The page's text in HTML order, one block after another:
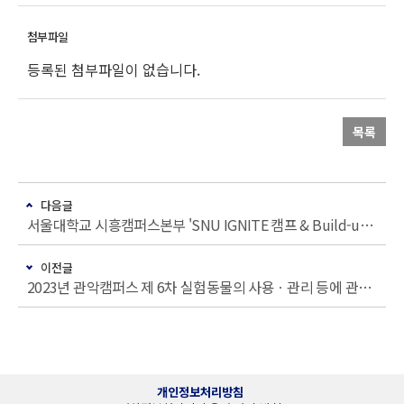
등록된 첨부파일이 없습니다.
목록
다음글
서울대학교 시흥캠퍼스본부 'SNU IGNITE 캠프 & Build-up 멘토링' 2기 참여자 모집 홍보
이전글
2023년 관악캠퍼스 제 6차 실험동물의 사용ㆍ관리 등에 관한 교육 안내
개인정보처리방침